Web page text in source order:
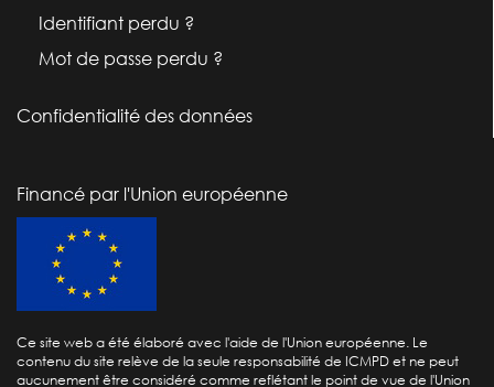
Identifiant perdu ?
Mot de passe perdu ?
Confidentialité des données
Financé par l'Union européenne
Ce site web a été élaboré avec l'aide de l'Union européenne. Le
contenu du site relève de la seule responsabilité de ICMPD et ne peut
aucunement être considéré comme reflétant le point de vue de l'Union